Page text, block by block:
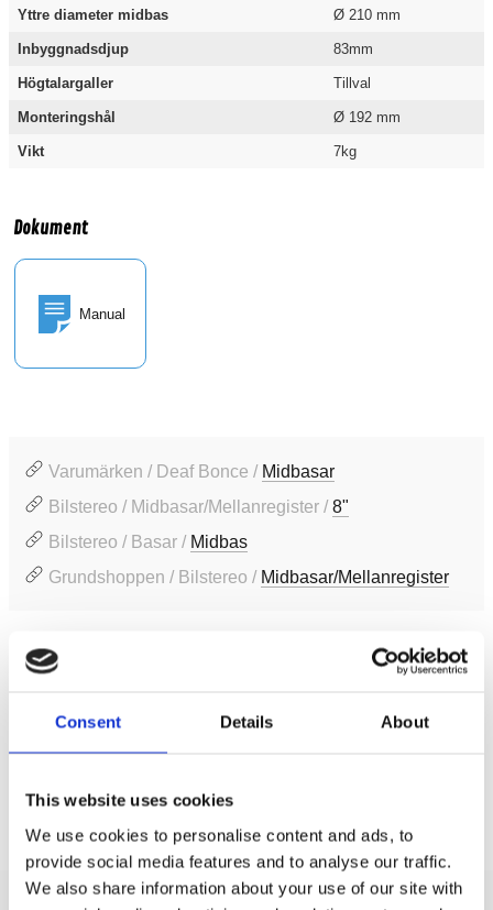
Consent Details About
This website uses cookies
We use cookies to personalise content and ads, to
provide social media features and to analyse our traffic.
We also share information about your use of our site with
Yttre diameter midbas Ø 210 mm
Inbyggnadsdjup 83mm
Högtalargaller Tillval
Monteringshål Ø 192 mm
Vikt 7kg
Dokument
Manual
Varumärken / Deaf Bonce / Midbasar
Bilstereo / Midbasar/Mellanregister /8"
Bilstereo / Basar / Midbas
Grundshoppen / Bilstereo / Midbasar/Mellanregister
Produktinformation
EAN / GTIN: 4650185707964
Prishistorik
Lägsta pris de senaste 30 dagarna är 2495 kr